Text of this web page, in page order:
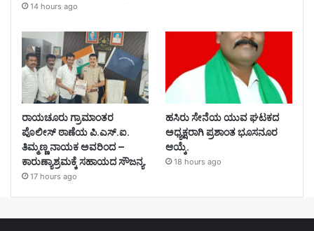
14 hours ago
ರಾಯಚೂರು ಗ್ರಾಮಾಂತರ
ಪೊಲೀಸ್ ಠಾಣೆಯ ಪಿ.ಎಸ್.ಐ.
ತಿಮ್ಮಣ್ಣ ನಾಯಕ ಅವರಿಂದ –
ಕಾರುಣ್ಯಾಶ್ರಮಕ್ಕೆ ಸಹಾಯದ ಸೌಜನ್ಯ.
17 hours ago
ಹಸಿರು ಸೇನೆಯ ಯುವ ಘಟಕದ
ಅಧ್ಯಕ್ಷರಾಗಿ ಪ್ರಶಾಂತ ಭೂಸನೂರ
ಆಯ್ಕೆ.
18 hours ago